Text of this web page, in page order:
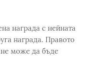
награда с нейната
награда. Правото
не може да бъде